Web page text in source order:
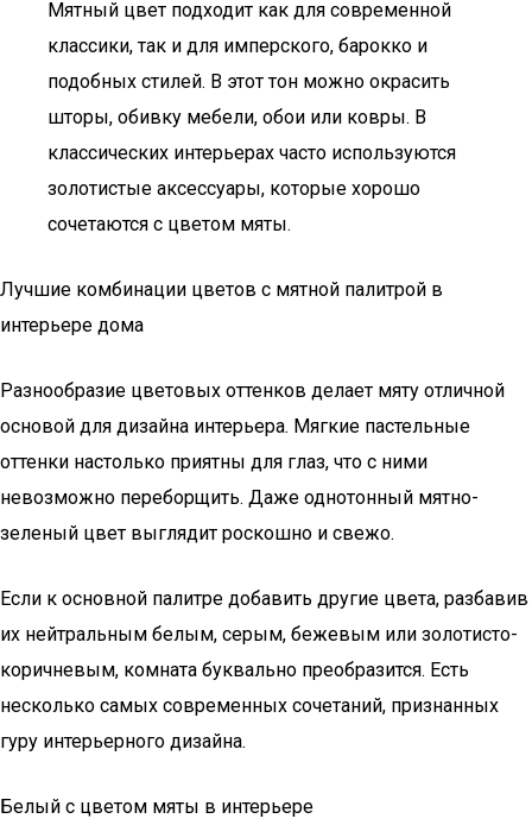
Мятный цвет подходит как для современной
классики, так и для имперского, барокко и
подобных стилей. В этот тон можно окрасить
шторы, обивку мебели, обои или ковры. В
классических интерьерах часто используются
золотистые аксессуары, которые хорошо
сочетаются с цветом мяты.
Лучшие комбинации цветов с мятной палитрой в
интерьере дома
Разнообразие цветовых оттенков делает мяту отличной
основой для дизайна интерьера. Мягкие пастельные
оттенки настолько приятны для глаз, что с ними
невозможно переборщить. Даже однотонный мятно-
зеленый цвет выглядит роскошно и свежо.
Если к основной палитре добавить другие цвета, разбавив
их нейтральным белым, серым, бежевым или золотисто-
коричневым, комната буквально преобразится. Есть
несколько самых современных сочетаний, признанных
гуру интерьерного дизайна.
Белый с цветом мяты в интерьере